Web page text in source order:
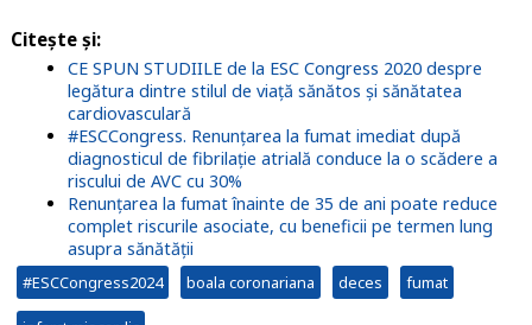
Citeşte şi:
CE SPUN STUDIILE de la ESC Congress 2020 despre
legătura dintre stilul de viață sănătos și sănătatea
cardiovasculară
#ESCCongress. Renunțarea la fumat imediat după
diagnosticul de fibrilație atrială conduce la o scădere a
riscului de AVC cu 30%
Renunţarea la fumat înainte de 35 de ani poate reduce
complet riscurile asociate, cu beneficii pe termen lung
asupra sănătății
#ESCCongress2024 boala coronariana deces fumat